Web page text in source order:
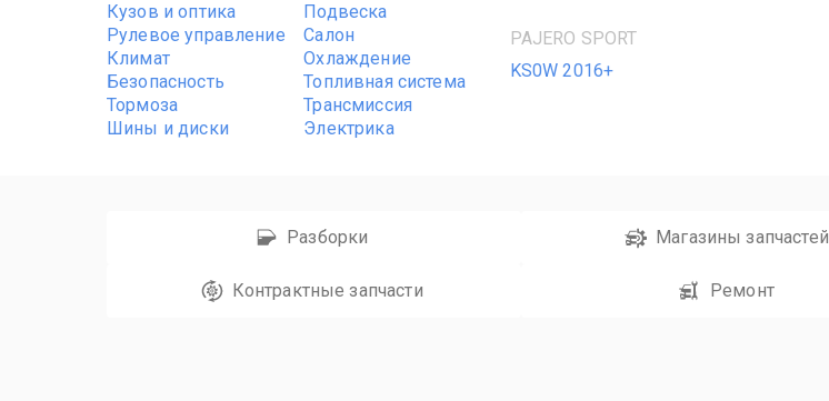
Кузов и оптика
Подвеска
Рулевое управление
Салон
Климат
Охлаждение
Безопасность
Топливная система
Тормоза
Трансмиссия
Шины и диски
Электрика
PAJERO SPORT
KS0W 2016+
Разборки Магазины запчастей
Контрактные запчасти Ремонт